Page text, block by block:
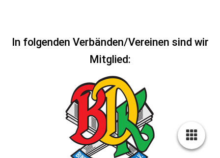
In folgenden Verbänden/Vereinen sind wir
Mitglied: